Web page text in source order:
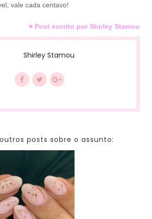
vale cada centavo!
♥ Post escrito por Shirley Stamou
Shirley Stamou
posts sobre o assunto: